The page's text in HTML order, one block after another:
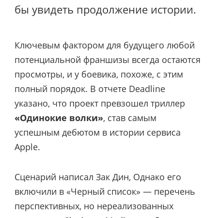
бы увидеть продолжение истории.
Ключевым фактором для будущего любой
потенциальной франшизы всегда остаются
просмотры, и у боевика, похоже, с этим
полный порядок. В отчете Deadline
указано, что проект превзошел триллер
«Одинокие волки», став самым
успешным дебютом в истории сервиса
Apple.
Сценарий написал Зак Дин, Однако его
включили в «Черный список» — перечень
перспективных, но нереализованных